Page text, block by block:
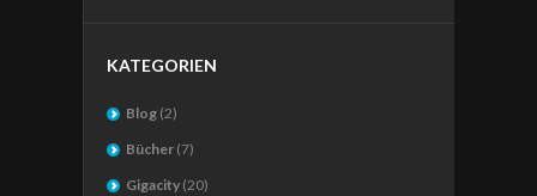
KATEGORIEN
Blog (2)
Bücher (7)
Gigacity (20)